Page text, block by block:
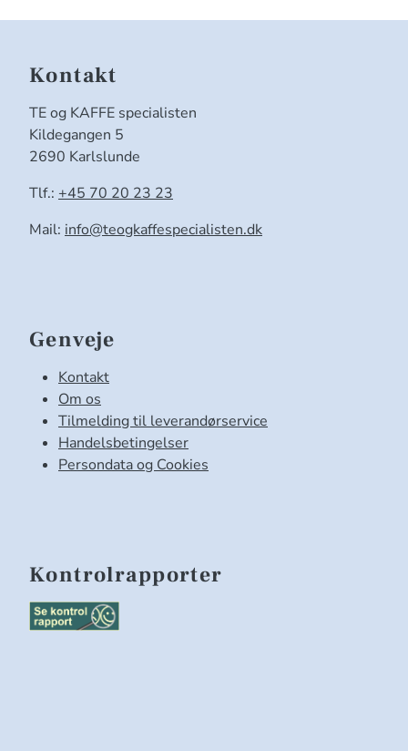
Kontakt
TE og KAFFE specialisten
Kildegangen 5
2690 Karlslunde
Tlf.: +45 70 20 23 23
Mail: info@teogkaffespecialisten.dk
Genveje
Kontakt
Om os
Tilmelding til leverandørservice
Handelsbetingelser
Persondata og Cookies
Kontrolrapporter